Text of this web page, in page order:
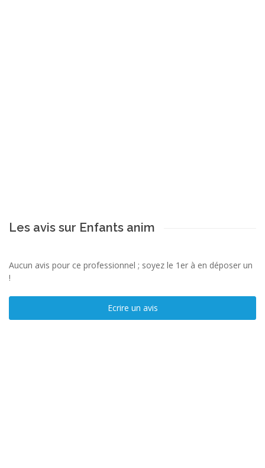
Les avis sur Enfants anim
Aucun avis pour ce professionnel ; soyez le 1er à en déposer un
!
Ecrire un avis